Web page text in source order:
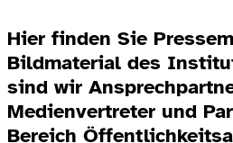
Hier finden Sie
Bildmaterial des
sind wir
Medienvertreter und
Bereich